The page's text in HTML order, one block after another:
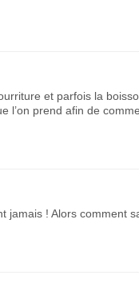
et parfois la
l’on prend afin de
jamais ! Alors comment